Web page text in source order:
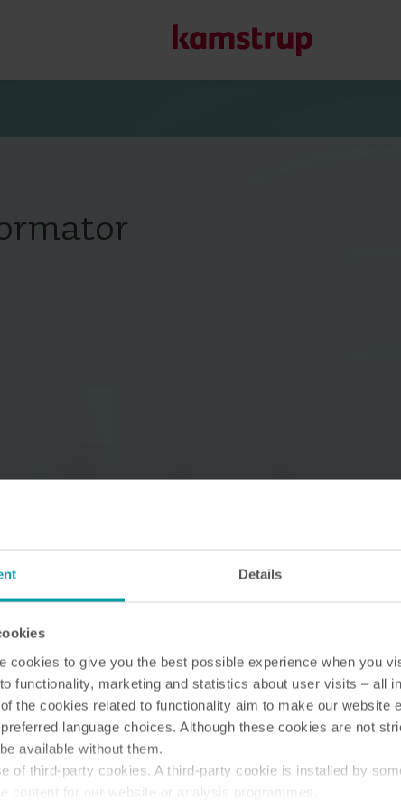
Details
cookies to give you the best possible experience when you
functionality, marketing and statistics about user visits – all
the cookies related to functionality aim to make our website
language choices. Although these cookies are not
available without them.
of third-party cookies. A third-party cookie is installed by
content for our website or analysis programmes.
Kunden ermöglichen, Wasserverluste zu
für präzise Messung und
effizientes Management.